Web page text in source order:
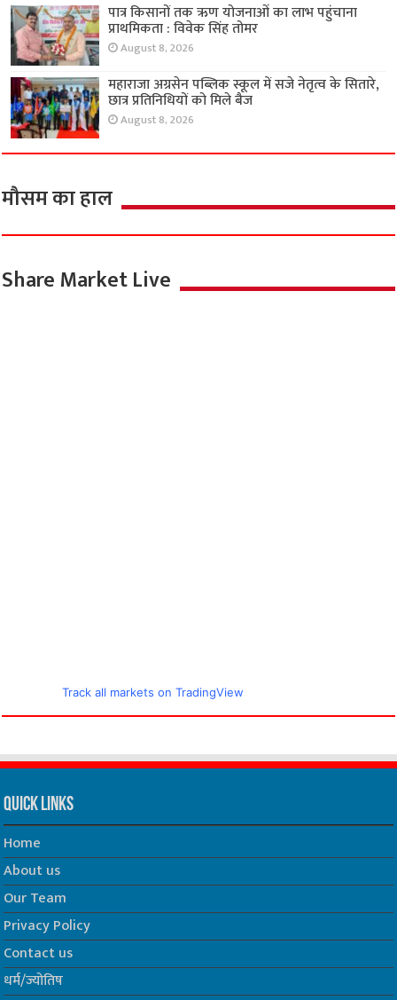
पात्र किसानों तक ऋण योजनाओं का लाभ पहुंचाना
प्राथमिकता : विवेक सिंह तोमर
August 8, 2026
महाराजा अग्रसेन पब्लिक स्कूल में सजे नेतृत्व के सितारे,
छात्र प्रतिनिधियों को मिले बैज
August 8, 2026
मौसम का हाल
Share Market Live
Track all markets on TradingView
Quick Links
Home
About us
Our Team
Privacy Policy
Contact us
धर्म/ज्योतिष